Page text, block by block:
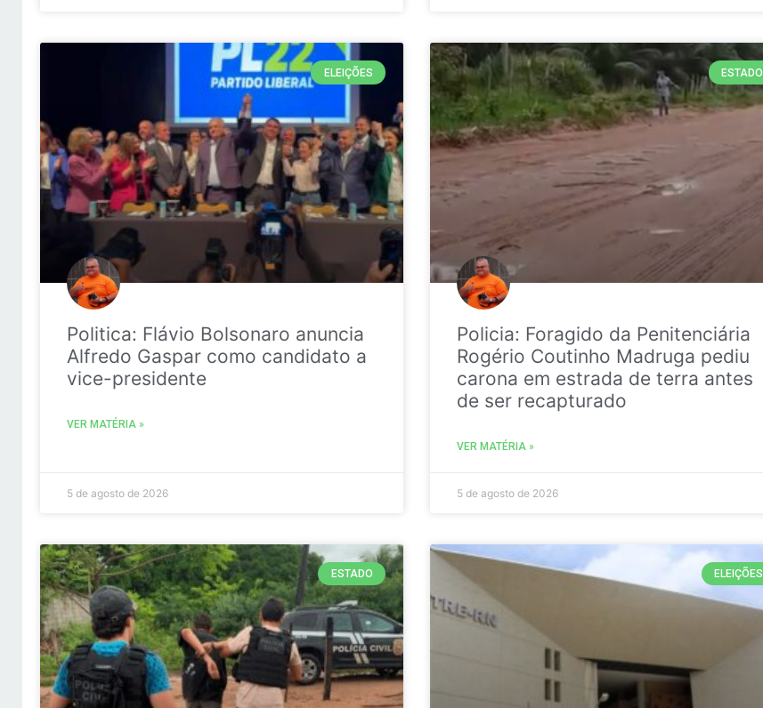
ELEIÇÕES
Politica: Flávio Bolsonaro anuncia
Alfredo Gaspar como candidato a
vice-presidente
VER MATÉRIA »
5 de agosto de 2026
ESTADO
Policia: Foragido da Penitenciária
Rogério Coutinho Madruga pediu
carona em estrada de terra antes
de ser recapturado
VER MATÉRIA »
5 de agosto de 2026
ESTADO ELEIÇÕES